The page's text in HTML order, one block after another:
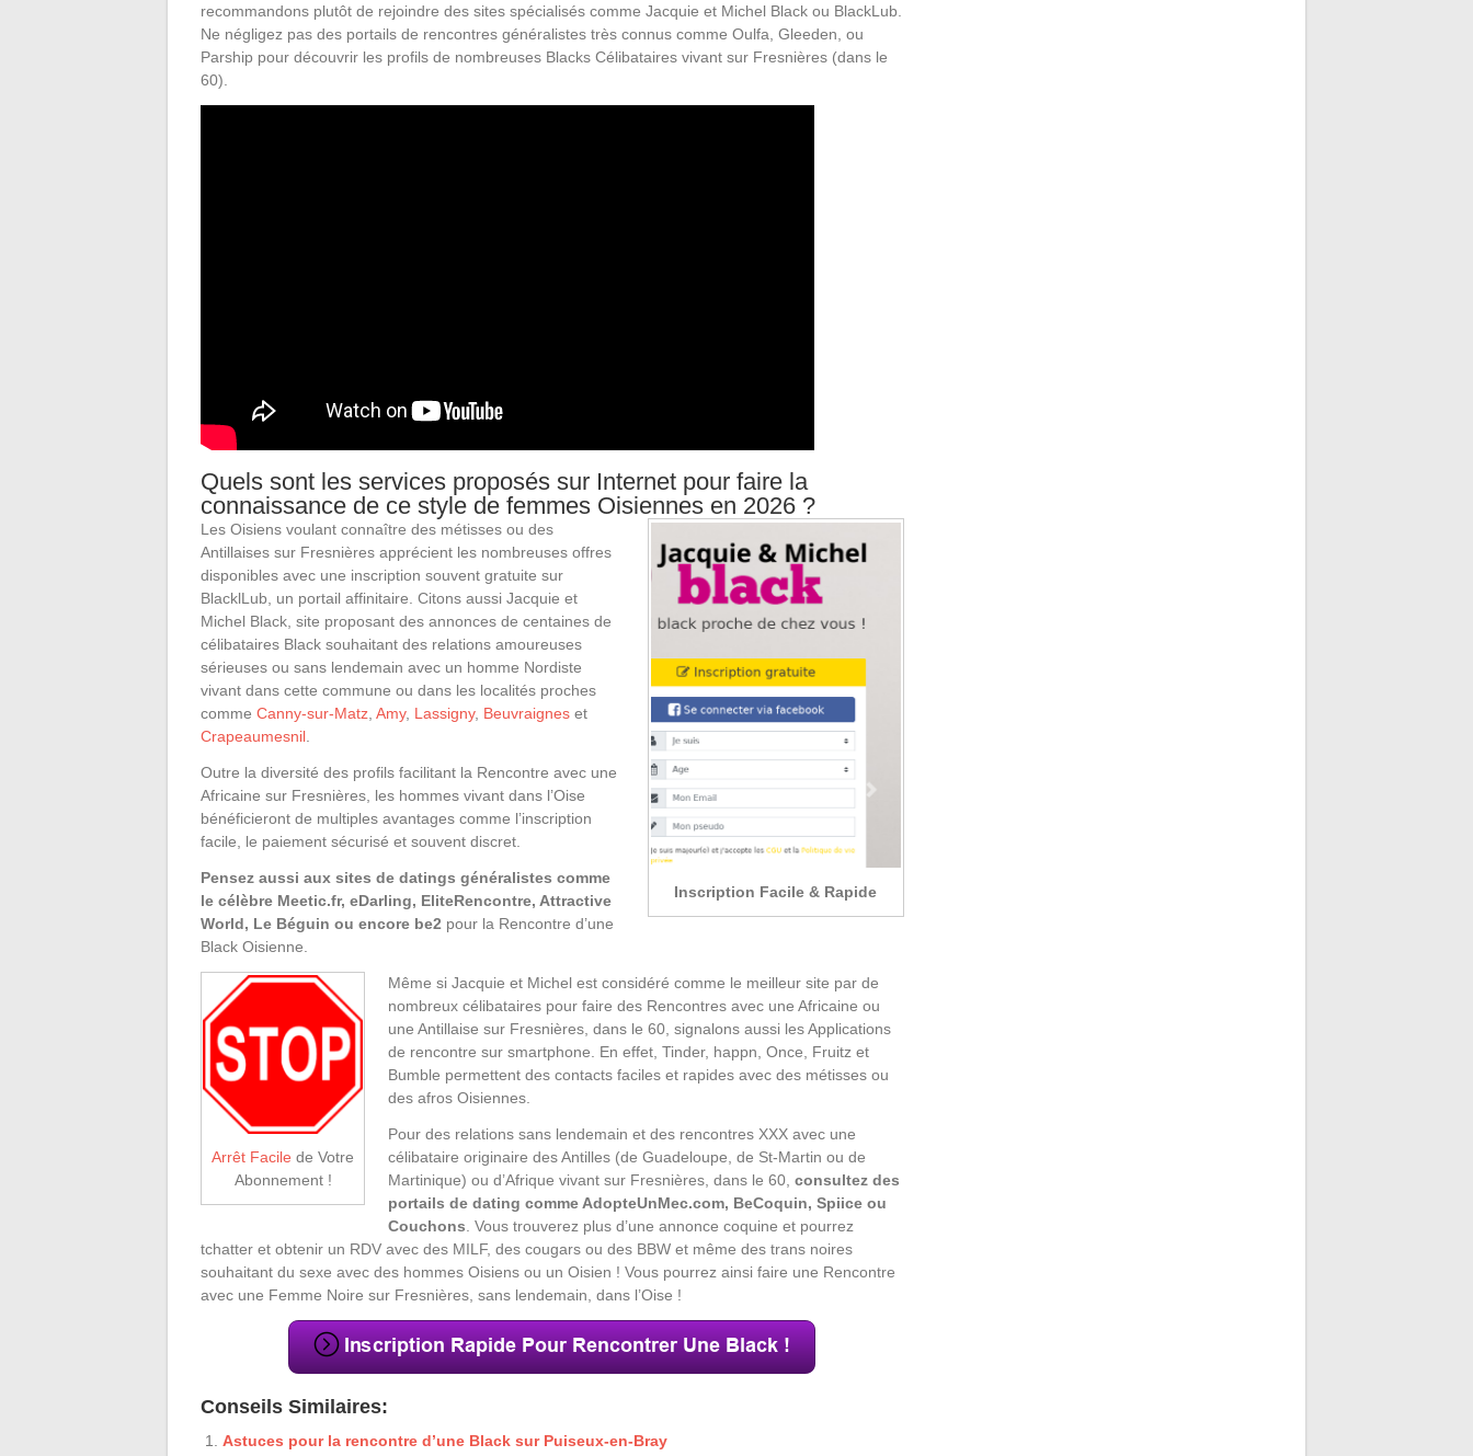
recommandons plutôt de rejoindre des sites spécialisés comme Jacquie et Michel Black ou BlackLub.
Ne négligez pas des portails de rencontres généralistes très connus comme Oulfa, Gleeden, ou
Parship pour découvrir les profils de nombreuses Blacks Célibataires vivant sur Fresnières (dans le
60).
Quels sont les services proposés sur Internet pour faire la
connaissance de ce style de femmes Oisiennes en 2026 ?
Inscription Facile & Rapide
Les Oisiens voulant connaître des métisses ou des
Antillaises sur Fresnières apprécient les nombreuses offres
disponibles avec une inscription souvent gratuite sur
BlacklLub, un portail affinitaire. Citons aussi Jacquie et
Michel Black, site proposant des annonces de centaines de
célibataires Black souhaitant des relations amoureuses
sérieuses ou sans lendemain avec un homme Nordiste
vivant dans cette commune ou dans les localités proches
comme Canny-sur-Matz Amy, Lassigny, Beuvraignes et
Crapeaumesnil
Outre la diversité des profils facilitant la Rencontre avec une
Africaine sur Fresnières, les hommes vivant dans l’Oise
bénéficieront de multiples avantages comme l’inscription
facile, le paiement sécurisé et souvent discret.
Pensez aussi aux sites de datings généralistes comme
le célèbre Meetic.fr, eDarling, EliteRencontre, Attractive
World, Le Béguin ou encore be2 pour la Rencontre d’une
Black Oisienne.
Arrêt Facile de Votre
Abonnement !
Même si Jacquie et Michel est considéré comme le meilleur site par de
nombreux célibataires pour faire des Rencontres avec une Africaine ou
une Antillaise sur Fresnières, dans le 60, signalons aussi les Applications
de rencontre sur smartphone. En effet, Tinder, happn, Once, Fruitz et
Bumble permettent des contacts faciles et rapides avec des métisses ou
des afros Oisiennes.
Pour des relations sans lendemain et des rencontres XXX avec une
célibataire originaire des Antilles (de Guadeloupe, de St-Martin ou de
Martinique) ou d’Afrique vivant sur Fresnières, dans le 60, consultez des
portails de dating comme AdopteUnMec.com, BeCoquin, Spiice ou
Couchons . Vous trouverez plus d’une annonce coquine et pourrez
tchatter et obtenir un RDV avec des MILF, des cougars ou des BBW et même des trans noires
souhaitant du sexe avec des hommes Oisiens ou un Oisien ! Vous pourrez ainsi faire une Rencontre
avec une Femme Noire sur Fresnières, sans lendemain, dans l’Oise !
Conseils Similaires:
Astuces pour la rencontre d’une Black sur Puiseux-en-Bray